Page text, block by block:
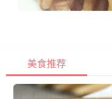
美食推荐